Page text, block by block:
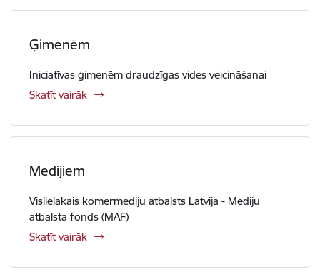
Ģimenēm
Iniciatīvas ģimenēm draudzīgas vides veicināšanai
Skatīt vairāk
Medijiem
Vislielākais komermediju atbalsts Latvijā - Mediju
atbalsta fonds (MAF)
Skatīt vairāk